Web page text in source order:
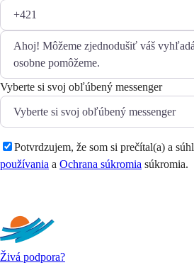
Vyberte si svoj obľúbený messenger
Potvrdzujem, že som si prečítal(a) a
používania a Ochrana súkromia súkromia.
Živá podpora?